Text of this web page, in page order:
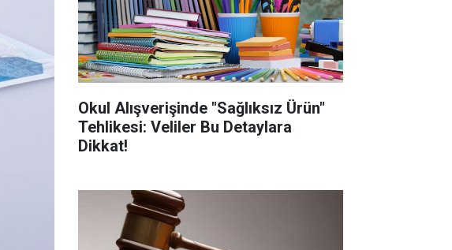
Okul Alışverişinde "Sağlıksız Ürün"
Tehlikesi: Veliler Bu Detaylara
Dikkat!